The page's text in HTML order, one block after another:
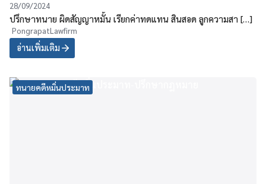
28/09/2024
ปรึกษาทนาย ผิดสัญญาหมั้น เรียกค่าทดแทน สินสอด ลูกความสา […]
PongrapatLawfirm
อ่านเพิ่มเติม
ทนายคดีหมิ่นประมาท